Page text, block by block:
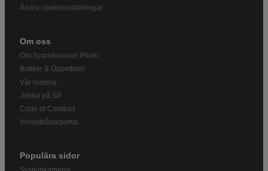
Ändra cookieinställningar
Om oss
Om Scandinavian Photo
Butiker & Öppettider
Vår historia
Jobba på SP
Code of Conduct
Visselblåsarportal
Populära sidor